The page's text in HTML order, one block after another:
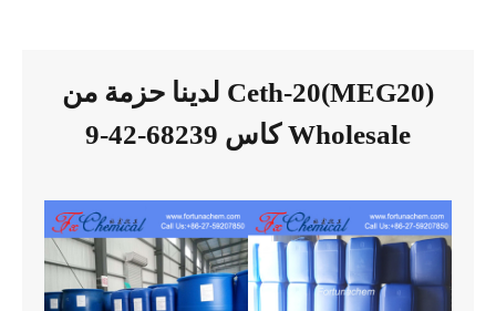
لدينا حزمة من Ceth-20(MEG20)
كاس 68239-42-9 Wholesale